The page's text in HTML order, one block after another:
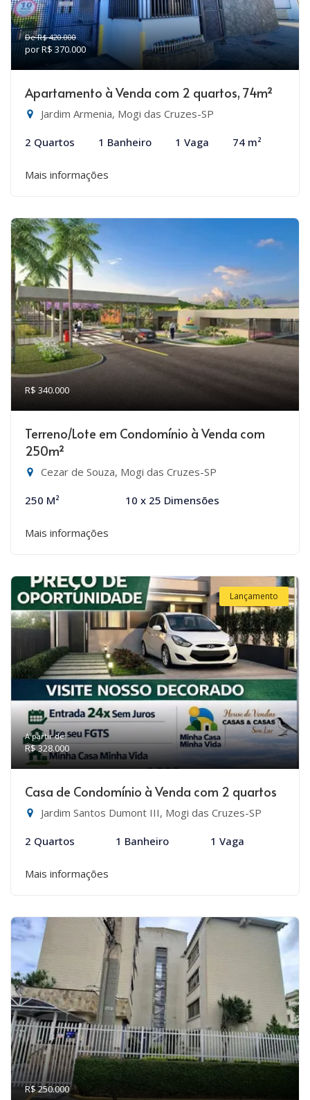
De R$ 420.000
por R$ 370.000
Apartamento à Venda com 2 quartos, 74m²
Jardim Armenia, Mogi das Cruzes-SP
2 Quartos 1 Banheiro 1 Vaga 74 m²
Mais informações
R$ 340.000
Terreno/Lote em Condomínio à Venda com
250m²
Cezar de Souza, Mogi das Cruzes-SP
250 M² 10 x 25 Dimensões
Mais informações
Lançamento
A partir de:
R$ 328.000
Casa de Condomínio à Venda com 2 quartos
Jardim Santos Dumont III, Mogi das Cruzes-SP
2 Quartos 1 Banheiro 1 Vaga
Mais informações
R$ 250.000